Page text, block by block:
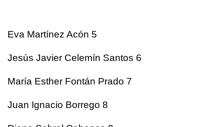
Eva Martínez Acón 5
Jesús Javier Celemín Santos 6
María Esther Fontán Prado 7
Juan Ignacio Borrego 8